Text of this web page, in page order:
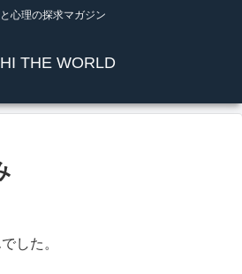
心理の探求マガジン
THE WORLD
した。